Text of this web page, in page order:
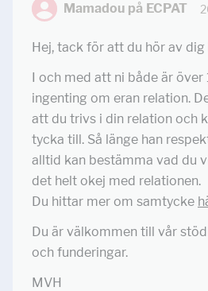
Mamadou på ECPAT
Hej, tack för att du hör av dig
I och med att ni både är över
ingenting om eran relation.
att du trivs i din relation och
tycka till. Så länge han
alltid kan bestämma vad du
det helt okej med relationen.
Du hittar mer om samtycke
Du är välkommen till vår
och funderingar.
MVH